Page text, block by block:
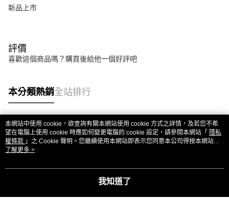
新品上市
評價
喜歡這個商品嗎？購買後給他一個好評吧
本分類熱銷全站排行
熱門標籤
本網站中使用 cookie，欲查詢有關本網站使用 cookie 方式之詳情，及若您不希
望在電腦上使用 cookie 時應如何變更電腦的 cookie 設定，請參閱本網站「 隱私
權條款 」之 Cookie 聲明。您繼續使用本網站即表示您同意本公司得按本網站使
用條款之 Cookie 聲明使用 cookie。
了解更多 >
我知道了